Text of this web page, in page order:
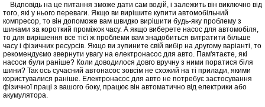
Відповідь на це питання зможе дати сам водій, і залежить він виключно від
того, які у нього переваги. Якщо ви вирішите купити автомобільний
компресор, то він допоможе вам швидко вирішити будь-яку проблему з
шинами за короткий проміжок часу. А якщо виберете насос для автомобіля,
то для вирішення все тієї ж проблеми вам знадобиться витратити більше
часу і фізичних ресурсів. Якщо ви зупините свій вибір на другому варіанті, то
рекомендуємо звернути увагу на електронасос для авто. Пам'ятаєте, які
насоси були раніше? Коли доводилося довго вручну з ними поратися біля
шини? Так ось сучасний автонасос зовсім не схожий на ті прилади, якими
користувалися раніше. Електронасос для авто не потребує застосування
фізичної праці з вашого боку, працює він автоматично від електрики або
акумулятора.